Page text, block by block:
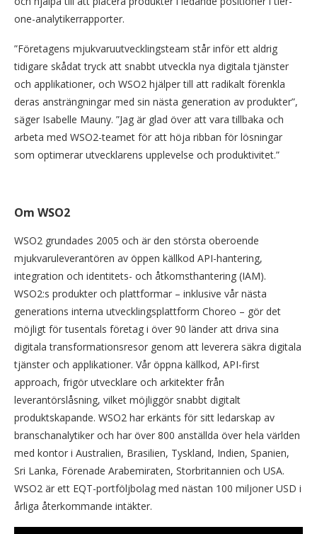
one-analytikerrapporter.
”Företagens mjukvaruutvecklingsteam står inför ett aldrig
tidigare skådat tryck att snabbt utveckla nya digitala tjänster
och applikationer, och WSO2 hjälper till att radikalt förenkla
deras ansträngningar med sin nästa generation av produkter”,
säger Isabelle Mauny. ”Jag är glad över att vara tillbaka och
arbeta med WSO2-teamet för att höja ribban för lösningar
som optimerar utvecklarens upplevelse och produktivitet.”
Om WSO2
WSO2 grundades 2005 och är den största oberoende
mjukvaruleverantören av öppen källkod API-hantering,
integration och identitets- och åtkomsthantering (IAM).
WSO2:s produkter och plattformar – inklusive vår nästa
generations interna utvecklingsplattform Choreo – gör det
möjligt för tusentals företag i över 90 länder att driva sina
digitala transformationsresor genom att leverera säkra digitala
tjänster och applikationer. Vår öppna källkod, API-first
approach, frigör utvecklare och arkitekter från
leverantörslåsning, vilket möjliggör snabbt digitalt
produktskapande. WSO2 har erkänts för sitt ledarskap av
branschanalytiker och har över 800 anställda över hela världen
med kontor i Australien, Brasilien, Tyskland, Indien, Spanien,
Sri Lanka, Förenade Arabemiraten, Storbritannien och USA.
WSO2 är ett EQT-portföljbolag med nästan 100 miljoner USD i
årliga återkommande intäkter.